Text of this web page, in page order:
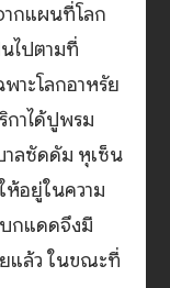
ากแผนที่โลก
ไปตามที่
พาะโลกอาหรัย
กาได้ปูพรม
าลซัดดัม หุเซ็น
ห้อยู่ในความ
กแดดจึงมี
ยแล้ว ในขณะที่